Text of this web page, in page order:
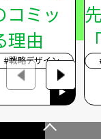
コミッ
理由
#戦略デザイン
こ